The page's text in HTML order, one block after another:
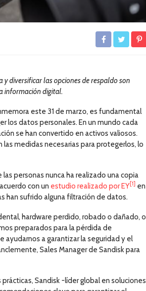
y diversificar las opciones de respaldo son
información digital.
este 31 de marzo, es fundamental
los datos personales. En un mundo cada
se han convertido en activos valiosos.
medidas necesarias para protegerlos, lo
las personas nunca ha realizado una copia
con un estudio realizado por EY[1] en
han sufrido alguna filtración de datos.
hardware perdido, robado o dañado, o
preparados para la pérdida de
a garantizar la seguridad y el
Sales Manager de Sandisk para
Sandisk -líder global en soluciones